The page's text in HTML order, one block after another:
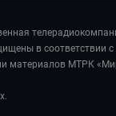
в соответствии
МТРК